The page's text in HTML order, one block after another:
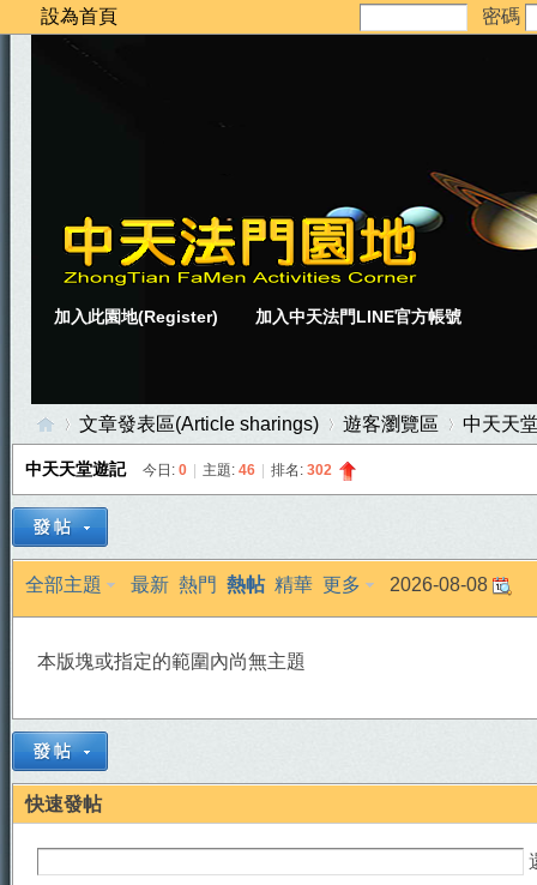
設為首頁 密碼
加入此園地(Register) 加入中天法門LINE官方帳號
中
天
»
文章發表區(Article sharings) 遊客瀏覽區 中天天
中天天堂遊記 今日: 0 主題: 46 排名: 302
全部主題 最新 熱門 熱帖 精華 更多 2026-08-08
本版塊或指定的範圍內尚無主題
快速發帖